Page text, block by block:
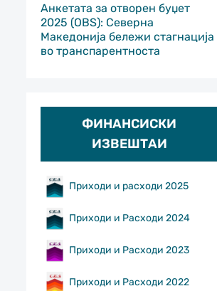
Анкетата за отворен буџет
2025 (OBS): Северна
Македонија бележи стагнација
во транспарентноста
ФИНАНСИСКИ
ИЗВЕШТАИ
Приходи и расходи 2025
Приходи и Расходи 2024
Приходи и Расходи 2023
Приходи и Расходи 2022